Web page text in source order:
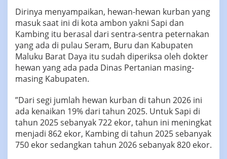
‎‎Dirinya menyampaikan, hewan-hewan kurban yang
masuk saat ini di kota ambon yakni Sapi dan
Kambing itu berasal dari sentra-sentra peternakan
yang ada di pulau Seram, Buru dan Kabupaten
Maluku Barat Daya itu sudah diperiksa oleh dokter
hewan yang ada pada Dinas Pertanian masing-
masing Kabupaten.
‎‎”Dari segi jumlah hewan kurban di tahun 2026 ini
ada kenaikan 19% dari tahun 2025. Untuk Sapi di
tahun 2025 sebanyak 722 ekor, tahun ini meningkat
menjadi 862 ekor, Kambing di tahun 2025 sebanyak
750 ekor sedangkan tahun 2026 sebanyak 820 ekor.